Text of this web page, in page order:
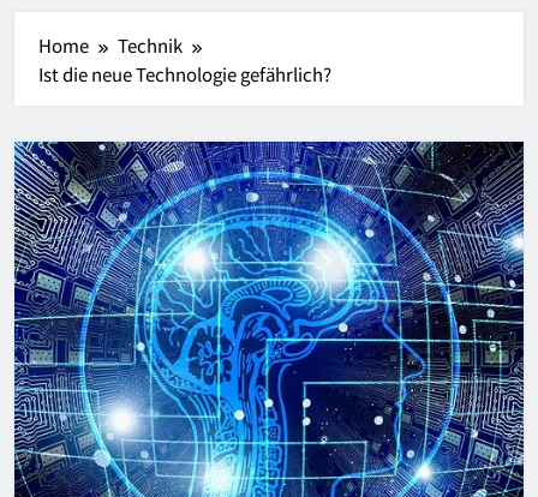
Home
Technik
Ist die neue Technologie gefährlich?